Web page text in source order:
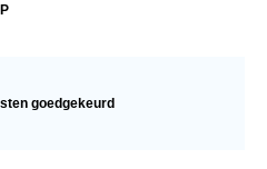
goedgekeurd